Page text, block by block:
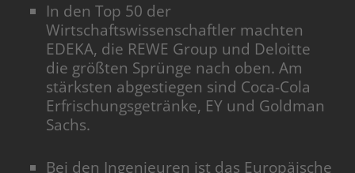
In den Top 50 der
Wirtschaftswissenschaftler machten
EDEKA, die REWE Group und Deloitte
die größten Sprünge nach oben. Am
stärksten abgestiegen sind Coca-Cola
Erfrischungsgetränke, EY und Goldman
Sachs.
Bei den Ingenieuren ist das Europäische